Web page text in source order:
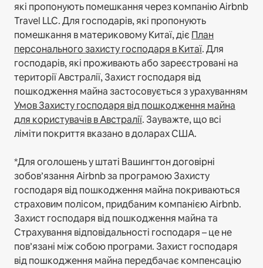
які пропонують помешкання через компанію Airbnb
Travel LLC.Для господарів, які пропонують
помешкання в материковому Китаї, діє План
персонального захисту господаря в Китаї.Для
господарів, які проживають або зареєстровані на
території Австралії, Захист господаря від
пошкодження майна застосовується з урахуванням
Умов Захисту господаря від пошкодження майна
для користувачів в Австралії. Зауважте, що всі
ліміти покриття вказано в доларах США.
*Для оголошень у штаті Вашингтон договірні
зобов’язання Airbnb за програмою Захисту
господаря від пошкодження майна покриваються
страховим полісом, придбаним компанією Airbnb.
Захист господаря від пошкодження майна та
Страхування відповідальності господаря – це не
пов’язані між собою програми. Захист господаря
від пошкодження майна передбачає компенсацію